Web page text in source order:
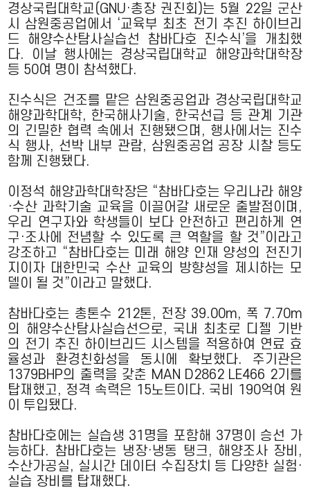
경상국립대학교(GNU·총장 권진회)는 5월 22일 군산
시 삼원중공업에서 ‘교육부 최초 전기 추진 하이브리
드 해양수산탐사실습선 참바다호 진수식’을 개최했
다. 이날 행사에는 경상국립대학교 해양과학대학장
등 50여 명이 참석했다.
진수식은 건조를 맡은 삼원중공업과 경상국립대학교
해양과학대학, 한국해사기술, 한국선급 등 관계 기관
의 긴밀한 협력 속에서 진행됐으며, 행사에서는 진수
식 행사, 선박 내부 관람, 삼원중공업 공장 시찰 등도
함께 진행됐다.
이정석 해양과학대학장은 “참바다호는 우리나라 해양
·수산 과학기술 교육을 이끌어갈 새로운 출발점이며,
우리 연구자와 학생들이 보다 안전하고 편리하게 연
구·조사에 전념할 수 있도록 큰 역할을 할 것”이라고
강조하고 “참바다호는 미래 해양 인재 양성의 전진기
지이자 대한민국 수산 교육의 방향성을 제시하는 모
델이 될 것”이라고 말했다.
참바다호는 총톤수 212톤, 전장 39.00m, 폭 7.70m
의 해양수산탐사실습선으로, 국내 최초로 디젤 기반
의 전기 추진 하이브리드 시스템을 적용하여 연료 효
율성과 환경친화성을 동시에 확보했다. 주기관은
1379BHP의 출력을 갖춘 MAN D2862 LE466 2기를
탑재했고, 정격 속력은 15노트이다. 국비 190억여 원
이 투입됐다.
참바다호에는 실습생 31명을 포함해 37명이 승선 가
능하다. 참바다호는 냉장·냉동 탱크, 해양조사 장비,
수산가공실, 실시간 데이터 수집장치 등 다양한 실험·
실습 장비를 탑재했다.